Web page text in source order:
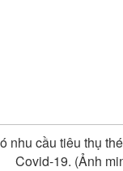
nhu cầu tiêu thụ
Covid-19. (Ảnh